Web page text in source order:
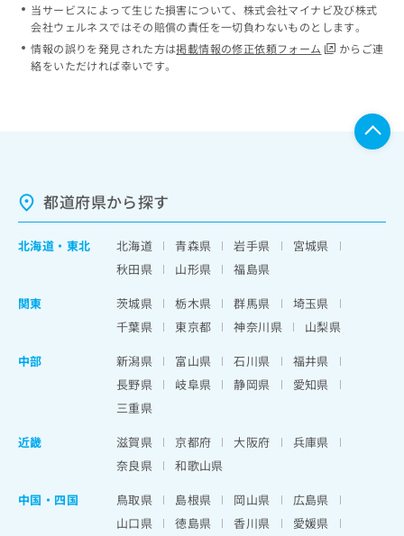
当サービスによって生じた損害について、株式会社マイナビ及び株式
会社ウェルネスではその賠償の責任を一切負わないものとします。
情報の誤りを発見された方は掲載情報の修正依頼フォーム
からご連
絡をいただければ幸いです。
都道府県から探す
北海道 ・ 東北 北海道 青森県 岩手県
宮城県
秋田県
山形県
福島県
関東
茨城県 栃木県 群馬県
埼玉県
千葉県
東京都 神奈川県
山梨県
中部
新潟県 富山県 石川県
福井県
長野県
岐阜県 静岡県
愛知県
三重県
近畿
滋賀県 京都府 大阪府
兵庫県
奈良県
和歌山県
中国・四国
鳥取県 島根県 岡山県
広島県
山口県
徳島県 香川県
愛媛県